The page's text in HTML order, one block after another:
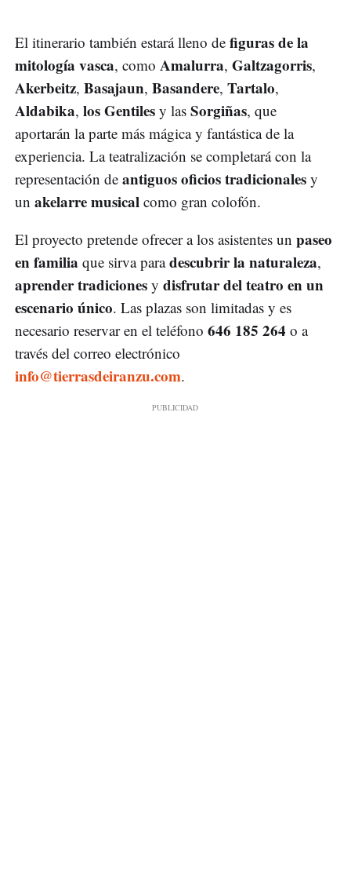
El itinerario también estará lleno de figuras de la
mitología vasca, como Amalurra, Galtzagorris,
Akerbeitz, Basajaun, Basandere, Tartalo,
Aldabika, los Gentiles y las Sorgiñas, que
aportarán la parte más mágica y fantástica de la
experiencia. La teatralización se completará con la
representación de antiguos oficios tradicionales y
un akelarre musical como gran colofón.
El proyecto pretende ofrecer a los asistentes un paseo
en familia que sirva paradescubrir la naturaleza,
aprender tradiciones y disfrutar del teatro en un
escenario único. Las plazas son limitadas y es
necesario reservar en el teléfono 646 185 264 o a
través del correo electrónico
info@tierrasdeiranzu.com.